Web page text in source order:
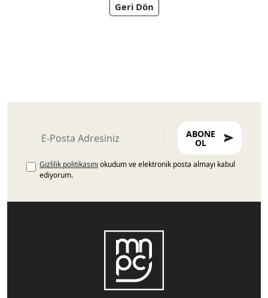
Geri Dön
ABONE
OL
Gizlilik politikasını okudum ve elektronik posta almayı kabul
ediyorum.